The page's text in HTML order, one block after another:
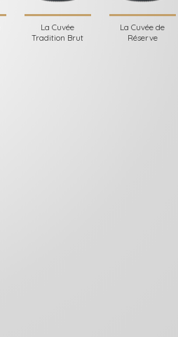
La Cuvée
Tradition Brut
La Cuvée de
Réserve